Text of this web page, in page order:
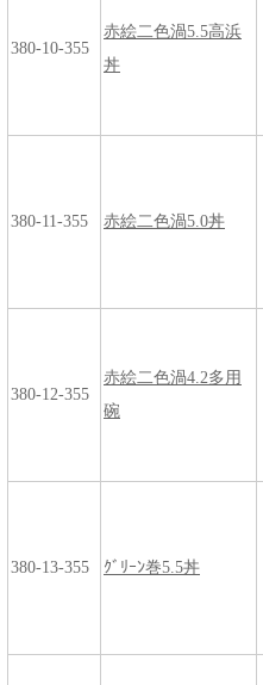
380-10-355
赤絵二色渦5.5高浜
丼
380-11-355 赤絵二色渦5.0丼
380-12-355
赤絵二色渦4.2多用
碗
380-13-355 ｸﾞﾘｰﾝ巻5.5丼